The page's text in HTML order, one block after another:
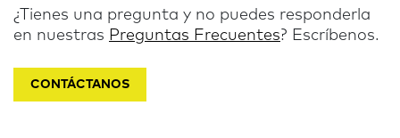
¿Tienes una pregunta y no puedes responderla
en nuestras Preguntas Frecuentes? Escríbenos.
CONTÁCTANOS